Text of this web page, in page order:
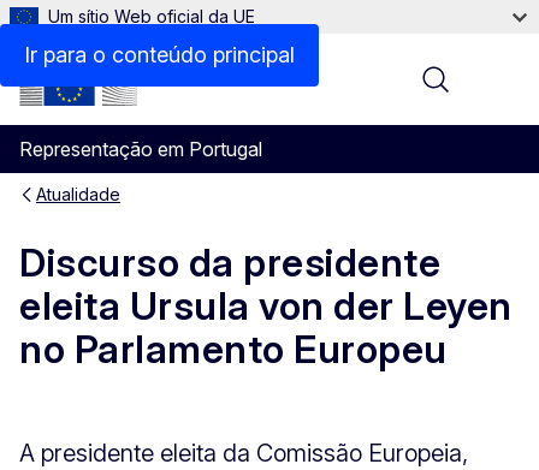
Ir para o conteúdo principal
Um sítio Web oficial da UE
Representação em Portugal
Menu
Atualidade
Discurso da presidente
eleita Ursula von der Leyen
no Parlamento Europeu
A presidente eleita da Comissão Europeia,